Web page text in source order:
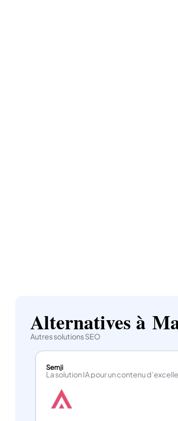
Alternatives à
Autres solutions SEO
Semji
La solution IA pour un contenu